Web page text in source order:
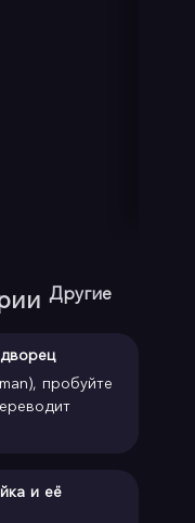
Другие
пробуйте
и её